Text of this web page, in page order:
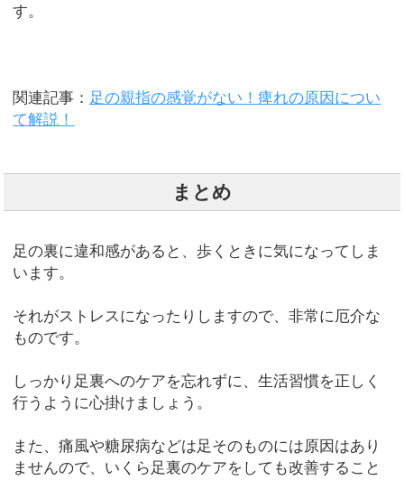
す。
関連記事： 足の親指の感覚がない！痺れの原因につい
て解説！
まとめ
足の裏に違和感があると、歩くときに気になってしま
います。
それがストレスになったりしますので、非常に厄介な
ものです。
しっかり足裏へのケアを忘れずに、生活習慣を正しく
行うように心掛けましょう。
また、痛風や糖尿病などは足そのものには原因はあり
ませんので、いくら足裏のケアをしても改善すること